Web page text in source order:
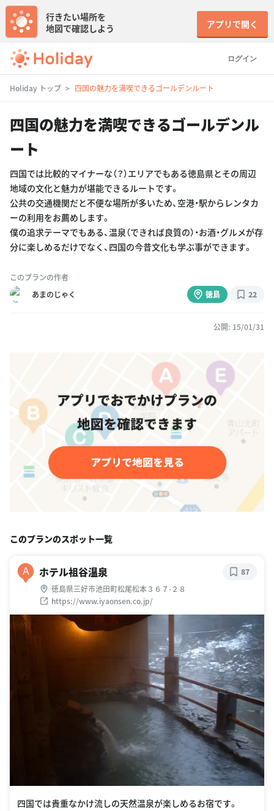
ログイン
行きたい場所を
地図で確認しよう
アプリで開く
Holiday トップ 四国の魅力を満喫できるゴールデンルート
四国の魅力を満喫できるゴールデンル
ート
四国では比較的マイナーな（？）エリアでもある徳島県とその周辺
地域の文化と魅力が堪能できるルートです。
公共の交通機関だと不便な場所が多いため、空港・駅からレンタカ
ーの利用をお薦めします。
僕の追求テーマでもある、温泉（できれば良質の）・お酒・グルメが存
分に楽しめるだけでなく、四国の今昔文化も学ぶ事ができます。
このプランの作者
あまのじゃく
徳島 22
公開: 15/01/31
このプランのスポット一覧
A ホテル祖谷温泉
徳島県三好市池田町松尾松本３６７-２８
https://www.iyaonsen.co.jp/
87
四国では貴重なかけ流しの天然温泉が楽しめるお宿です。